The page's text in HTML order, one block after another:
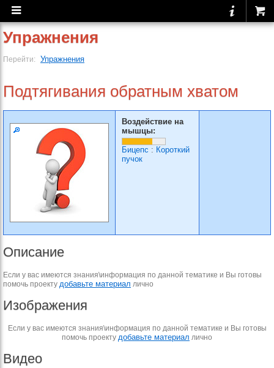
Упражнения
Перейти: Упражнения
Подтягивания обратным хватом
Воздействие на
мышцы:
Бицепс : Короткий
пучок
Описание
Если у вас имеются знания\информация по данной тематике и Вы готовы
помочь проекту добавьте материал лично
Изображения
Если у вас имеются знания\информация по данной тематике и Вы готовы
помочь проекту добавьте материал лично
Видео